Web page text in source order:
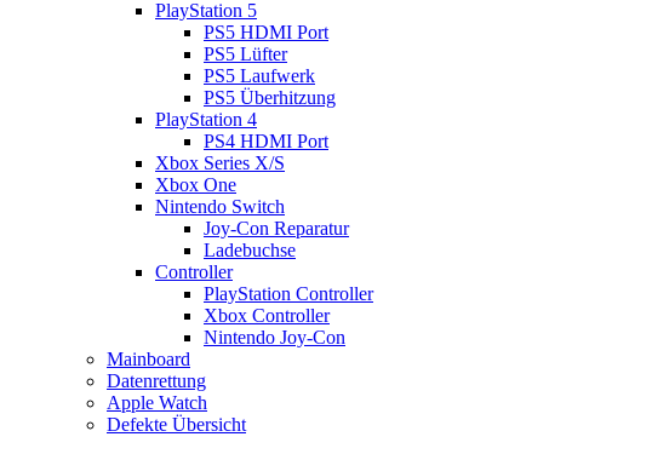
PlayStation 5
PS5 HDMI Port
PS5 Lüfter
PS5 Laufwerk
PS5 Überhitzung
PlayStation 4
PS4 HDMI Port
Xbox Series X/S
Xbox One
Nintendo Switch
Joy-Con Reparatur
Ladebuchse
Controller
PlayStation Controller
Xbox Controller
Nintendo Joy-Con
Mainboard
Datenrettung
Apple Watch
Defekte Übersicht